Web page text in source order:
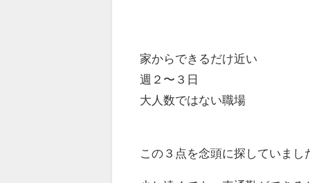
家からできるだけ近い
週２〜３日
大人数ではない職場
この３点を念頭に探していまし